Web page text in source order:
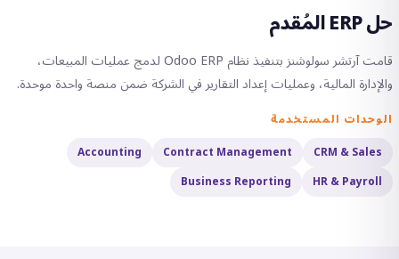
حل ERP المُقدم
قامت آرتشر سولوشنز بتنفيذ نظام Odoo ERP لدمج عمليات المبيعات،
والإدارة المالية، وعمليات إعداد التقارير في الشركة ضمن منصة واحدة موحدة.
الوحدات المستخدمة
CRM & Sales
Contract Management
Accounting
HR & Payroll
Business Reporting